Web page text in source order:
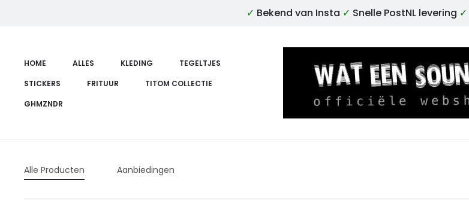
✓ Bekend van Insta ✓ Snelle PostNL levering ✓
HOME ALLES KLEDING
TEGELTJES
STICKERS
FRITUUR
TITOM COLLECTIE
GHMZNDR
Alle Producten Aanbiedingen